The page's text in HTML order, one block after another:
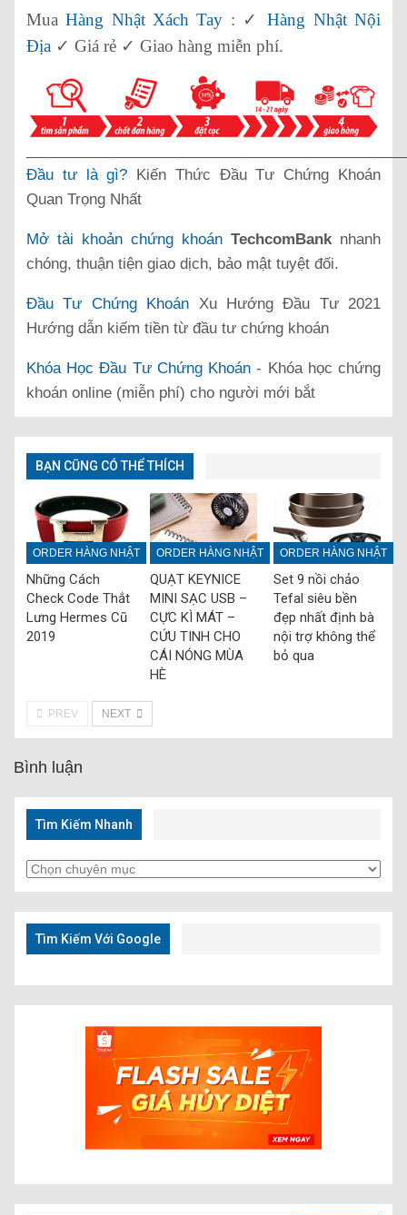
MuaHàng Nhật Xách Tay : ✓Hàng Nhật Nội
Địa ✓ Giá rẻ ✓ Giao hàng miễn phí.
Đầu tư là gì? Kiến Thức Đầu Tư Chứng Khoán
Quan Trọng Nhất
Mở tài khoản chứng khoán TechcomBank nhanh
chóng, thuận tiện giao dịch, bảo mật tuyệt đối.
Đầu Tư Chứng Khoán Xu Hướng Đầu Tư 2021
Hướng dẫn kiếm tiền từ đầu tư chứng khoán
Khóa Học Đầu Tư Chứng Khoán - Khóa học chứng
khoán online (miễn phí) cho người mới bắt
BẠN CŨNG CÓ THỂ THÍCH
ORDER HÀNG NHẬT
Những Cách
Check Code Thắt
Lưng Hermes Cũ
2019
ORDER HÀNG NHẬT
QUẠT KEYNICE
MINI SẠC USB –
CỰC KÌ MÁT –
CỨU TINH CHO
CÁI NÓNG MÙA
HÈ
ORDER HÀNG NHẬT
Set 9 nồi chảo
Tefal siêu bền
đẹp nhất định bà
nội trợ không thể
bỏ qua
PREV NEXT
Bình luận
Tìm Kiếm Nhanh
Tìm
Kiếm
Nhanh
Tìm Kiếm Với Google